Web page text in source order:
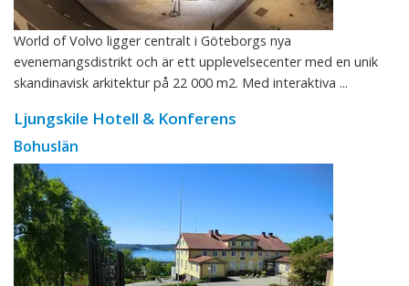
World of Volvo ligger centralt i Göteborgs nya
evenemangsdistrikt och är ett upplevelsecenter med en unik
skandinavisk arkitektur på 22 000 m2. Med interaktiva ...
Ljungskile Hotell & Konferens
Bohuslän